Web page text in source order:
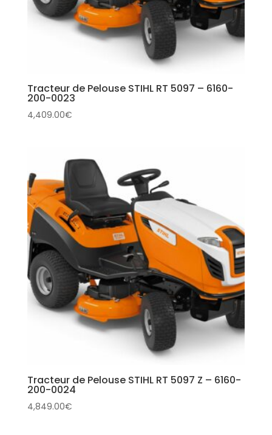
Tracteur de Pelouse STIHL RT 5097 – 6160-
200-0023
4,409.00€
Tracteur de Pelouse STIHL RT 5097 Z – 6160-
200-0024
4,849.00€